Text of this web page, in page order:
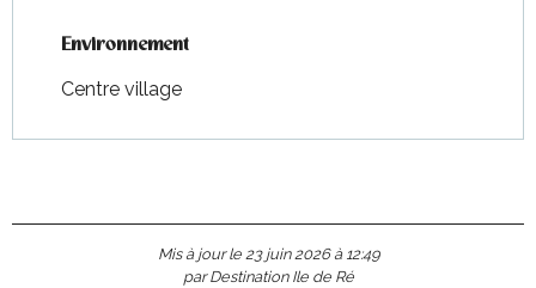
Environnement
Environnement
Centre village
Mis à jour le 23 juin 2026 à 12:49
par Destination Ile de Ré